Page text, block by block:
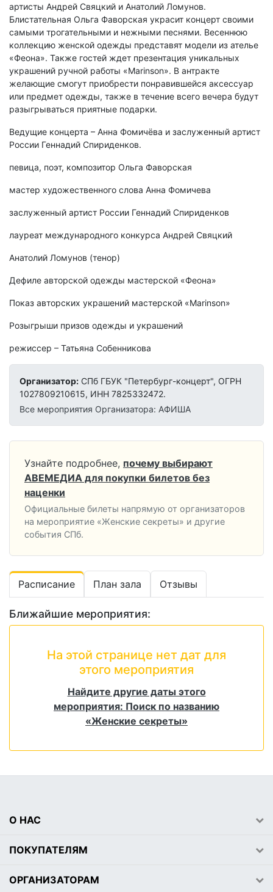
артисты Андрей Свяцкий и Анатолий Ломунов.
Блистательная Ольга Фаворская украсит концерт своими
самыми трогательными и нежными песнями. Весеннюю
коллекцию женской одежды представят модели из ателье
«Феона». Также гостей ждет презентация уникальных
украшений ручной работы «Marinson». В антракте
желающие смогут приобрести понравившейся аксессуар
или предмет одежды, также в течение всего вечера будут
разыгрываться приятные подарки.
Ведущие концерта – Анна Фомичёва и заслуженный артист
России Геннадий Спириденков.
певица, поэт, композитор Ольга Фаворская
мастер художественного слова Анна Фомичева
заслуженный артист России Геннадий Спириденков
лауреат международного конкурса Андрей Свяцкий
Анатолий Ломунов (тенор)
Дефиле авторской одежды мастерской «Феона»
Показ авторских украшений мастерской «Marinson»
Розыгрыши призов одежды и украшений
режиссер – Татьяна Собенникова
Организатор: СПб ГБУК "Петербург-концерт", ОГРН
1027809210615, ИНН 7825332472.
Все мероприятия Организатора: АФИША
Узнайте подробнее, почему выбирают
АВЕМЕДИА для покупки билетов без
наценки
Официальные билеты напрямую от организаторов
на мероприятие «Женские секреты» и другие
события СПб.
Расписание План зала Отзывы
Ближайшие мероприятия:
На этой странице нет дат для
этого мероприятия
Найдите другие даты этого
мероприятия: Поиск по названию
«Женские секреты»
О НАС
ПОКУПАТЕЛЯМ
ОРГАНИЗАТОРАМ